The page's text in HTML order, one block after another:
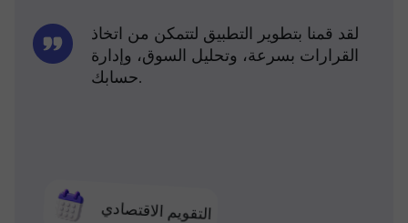
التقويم الاقتصادي
لقد قمنا بتطوير التطبيق لتتمكن من اتخاذ
القرارات بسرعة، وتحليل السوق، وإدارة
حسابك.